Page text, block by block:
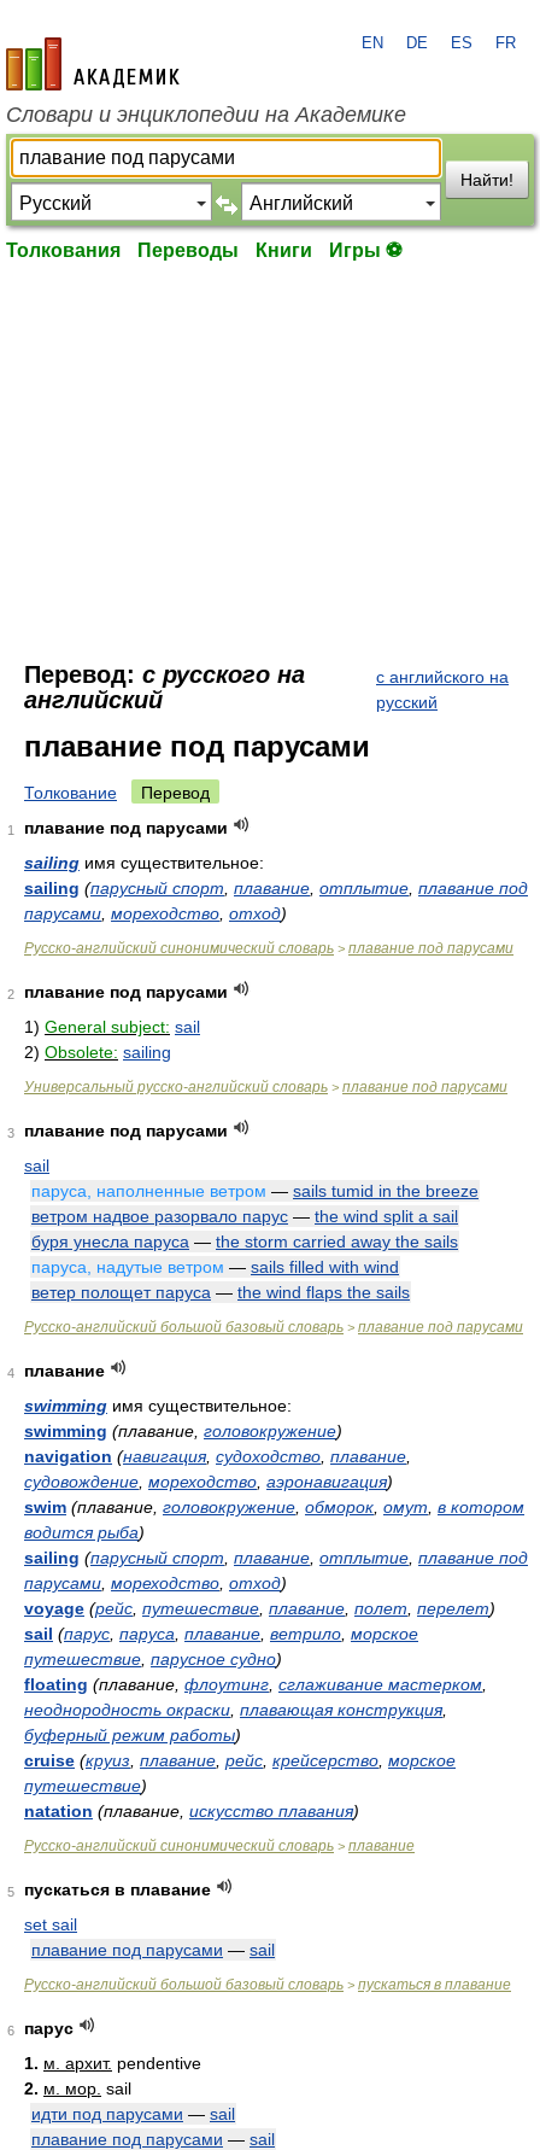
academic.ru
EN DE ES FR
Словари и энциклопедии на Академике
Найти!
Толкования Переводы Книги Игры ⚽
Перевод: с русского на
английский
с английского на
русский
плавание под парусами
Толкование Перевод
1
плавание под парусами
sailing имя существительное:
sailing (парусный спорт плавание отплытие плавание под
парусами мореходство отход)
Русско-английский синонимический словарь > плавание под парусами
2
плавание под парусами
1) General subject: sail
2) Obsolete: sailing
Универсальный русско-английский словарь > плавание под парусами
3
плавание под парусами
sail
паруса, наполненные ветром — sails tumid in the breeze
ветром надвое разорвало парус — the wind split a sail
буря унесла паруса — the storm carried away the sails
паруса, надутые ветром — sails filled with wind
ветер полощет паруса — the wind flaps the sails
Русско-английский большой базовый словарь > плавание под парусами
4
плавание
swimming имя существительное:
swimming (плавание, головокружение)
navigation (навигация, судоходство плавание
судовождение мореходство аэронавигация)
swim (плавание, головокружение обморок омут в котором
водится рыба)
sailing (парусный спорт плавание отплытие плавание под
парусами мореходство отход)
voyage (рейс путешествие плавание полет перелет)
sail (парус паруса плавание ветрило морское
путешествие парусное судно)
floating (плавание, флоутинг сглаживание мастерком
неоднородность окраски плавающая конструкция,
буферный режим работы)
cruise (круиз плавание рейс крейсерство морское
путешествие)
natation (плавание, искусство плавания)
Русско-английский синонимический словарь > плавание
5
пускаться в плавание
set sail
плавание под парусами — sail
Русско-английский большой базовый словарь > пускаться в плавание
6
парус
1. м. архит. pendentive
2. м. мор. sail
идти под парусами — sail
плавание под парусами — sail